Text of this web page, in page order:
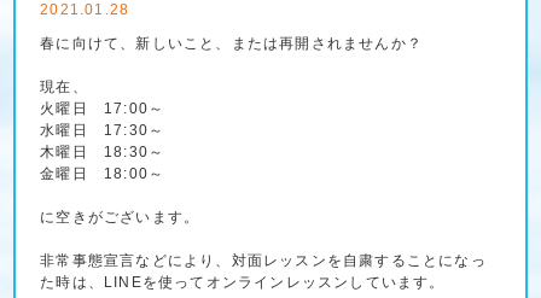
2021.01.28
春に向けて、新しいこと、または再開されませんか？
現在、
火曜日 17:00～
水曜日 17:30～
木曜日 18:30～
金曜日 18:00～
に空きがございます。
非常事態宣言などにより、対面レッスンを自粛することになっ
た時は、LINEを使ってオンラインレッスンしています。